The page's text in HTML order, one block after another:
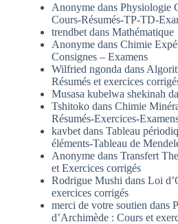
Anonyme dans Physiologie
Cours-Résumés-TP-TD-
trendbet dans Mathématique
Anonyme dans Chimie
Consignes – Examens
Wilfried ngonda dans
Résumés et exercices
Musasa kubelwa shekinah
Tshitoko dans Chimie
Résumés-Exercices-
kavbet dans Tableau
éléments-Tableau de
Anonyme dans Transfert
et Exercices corrigés
Rodrigue Mushi dans Loi
exercices corrigés
merci de votre soutien dans
d’Archimède : Cours et